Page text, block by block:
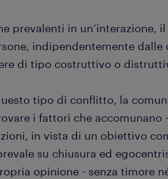
prevalenti in un’interazione,
indipendentemente dalle
di tipo costruttivo o
tipo di conflitto, la
i fattori che accomunano
in vista di un obiettivo
su chiusura ed
opinione - senza timore